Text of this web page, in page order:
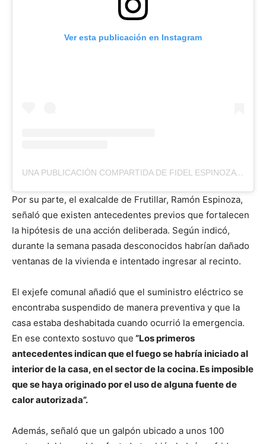
Ver esta publicación en Instagram
UNA PUBLICACIÓN COMPARTIDA DE FIDEL ESPINOZA SANDOVAL (@FIDELSENADOR)
Por su parte, el exalcalde de Frutillar, Ramón Espinoza,
señaló que existen antecedentes previos que fortalecen
la hipótesis de una acción deliberada. Según indicó,
durante la semana pasada desconocidos habrían dañado
ventanas de la vivienda e intentado ingresar al recinto.
El exjefe comunal añadió que el suministro eléctrico se
encontraba suspendido de manera preventiva y que la
casa estaba deshabitada cuando ocurrió la emergencia.
En ese contexto sostuvo que “Los primeros
antecedentes indican que el fuego se habría iniciado al
interior de la casa, en el sector de la cocina. Es imposible
que se haya originado por el uso de alguna fuente de
calor autorizada”.
Además, señaló que un galpón ubicado a unos 100